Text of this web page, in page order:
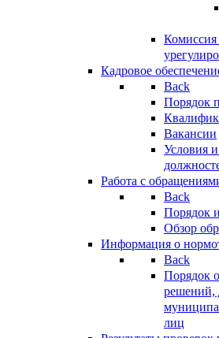
Кадровое
Back
Порядок
Вакансии
Условия
Работа с
Back
Порядок
Обзор
Информация о
Back
Порядок
решений,
лиц